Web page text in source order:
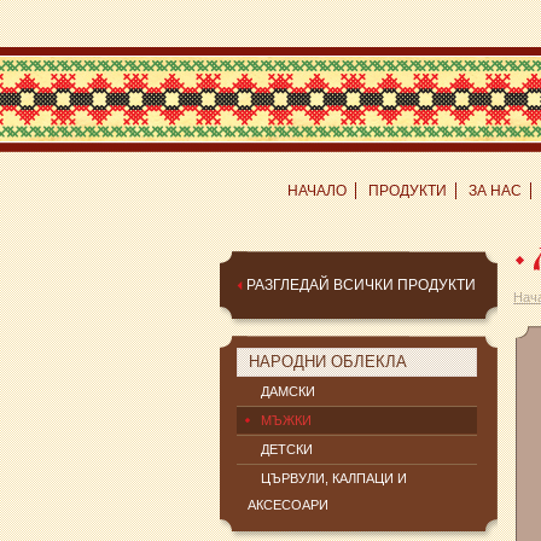
НАЧАЛО ПРОДУКТИ ЗА НАС
РАЗГЛЕДАЙ ВСИЧКИ ПРОДУКТИ
НАРОДНИ ОБЛЕКЛА
ДАМСКИ
МЪЖКИ
ДЕТСКИ
ЦЪРВУЛИ, КАЛПАЦИ И
АКСЕСОАРИ